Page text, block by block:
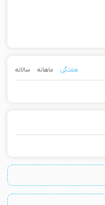
هفتگی ماهانه سالانه